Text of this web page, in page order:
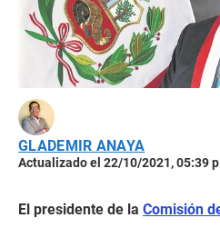
GLADEMIR ANAYA
Actualizado el 22/10/2021, 05:39
El presidente de la Comisión